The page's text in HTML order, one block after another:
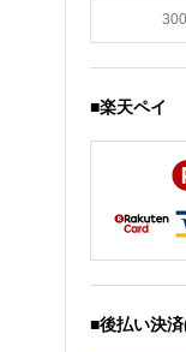
■楽天ペイ
■後払い決